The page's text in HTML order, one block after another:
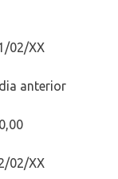
02/XX
anterior
02/XX